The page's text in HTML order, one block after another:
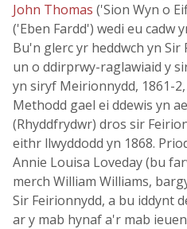
John Thomas ('Sion Wyn o
('Eben Fardd') wedi eu cadw
Bu'n glerc yr heddwch yn Sir
un o ddirprwy-raglawiaid y
yn siryf Meirionnydd, 1861-
Methodd gael ei ddewis yn
(Rhyddfrydwr) dros sir
eithr llwyddodd yn 1868.
Annie Louisa Loveday (bu
merch William Williams,
Sir Feirionnydd, a bu iddynt
ar y mab hynaf a'r mab